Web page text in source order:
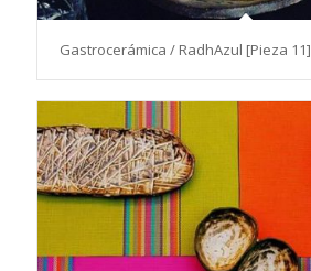
Gastrocerámica / RadhAzul [Pieza 11]